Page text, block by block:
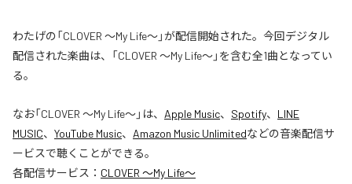
わたげの「CLOVER ～My Life～」が配信開始された。今回デジタル
配信された楽曲は、「CLOVER ～My Life～」を含む全1曲となってい
る。
なお「CLOVER ～My Life～」は、 Apple Music、 Spotify、 LINE
MUSIC、 YouTube Music、 Amazon Music Unlimitedなどの音楽配信サ
ービスで聴くことができる。
各配信サービス： CLOVER ～My Life～